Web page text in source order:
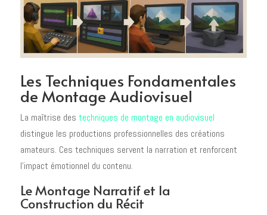
Les Techniques Fondamentales
de Montage Audiovisuel
La maîtrise des techniques de montage en audiovisuel
distingue les productions professionnelles des créations
amateurs. Ces techniques servent la narration et renforcent
l'impact émotionnel du contenu.
Le Montage Narratif et la
Construction du Récit